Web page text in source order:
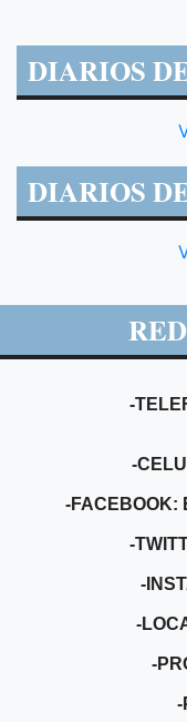
DIARIOS
DIARIOS
-
-
-FACEBOOK:
-
-
-
-
-